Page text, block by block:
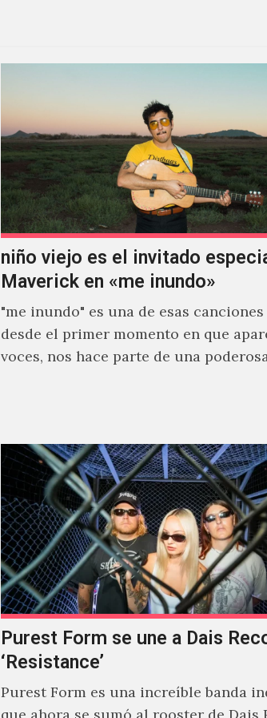
niño viejo es el invitado
Maverick en «me inundo»
"me inundo" es una de esas canciones
desde el primer momento en que
voces, nos hace parte de una
Purest Form se une a Dais
‘Resistance’
Purest Form es una increíble banda